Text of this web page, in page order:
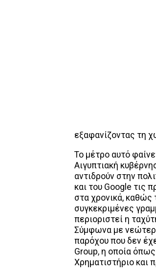
εξαφανίζοντας τη
Το μέτρο αυτό
Αιγυπτιακή
αντιδρούν στην
και του Google τις
στα χρονικά, καθώς
συγκεκριμένες
περιοριστεί η
Σύμφωνα με
παρόχου που δεν
Group, η οποία
Χρηματιστήριο και